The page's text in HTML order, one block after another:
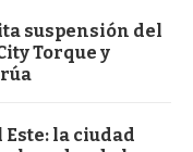
suspensión del
Torque y
la ciudad